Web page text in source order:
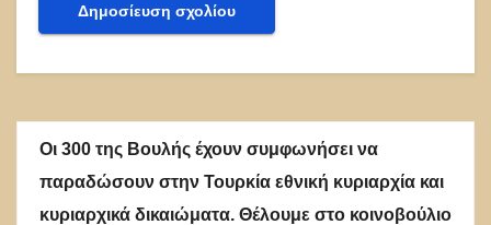
Οι 300 της Βουλής έχουν συμφωνήσει να
παραδώσουν στην Τουρκία εθνική κυριαρχία και
κυριαρχικά δικαιώματα. Θέλουμε στο κοινοβούλιο